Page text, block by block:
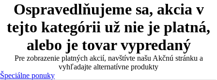
Ospravedlňujeme sa, akcia v
tejto kategórii už nie je platná,
alebo je tovar vypredaný
Pre zobrazenie platných akcií, navštívte našu Akčnú stránku a
vyhľadajte alternatívne produkty
Špeciálne ponuky